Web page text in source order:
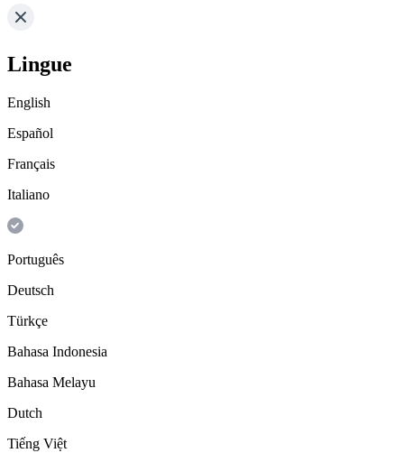
Lingue
English
Español
Français
Italiano
Português
Deutsch
Türkçe
Bahasa Indonesia
Bahasa Melayu
Dutch
Tiếng Việt